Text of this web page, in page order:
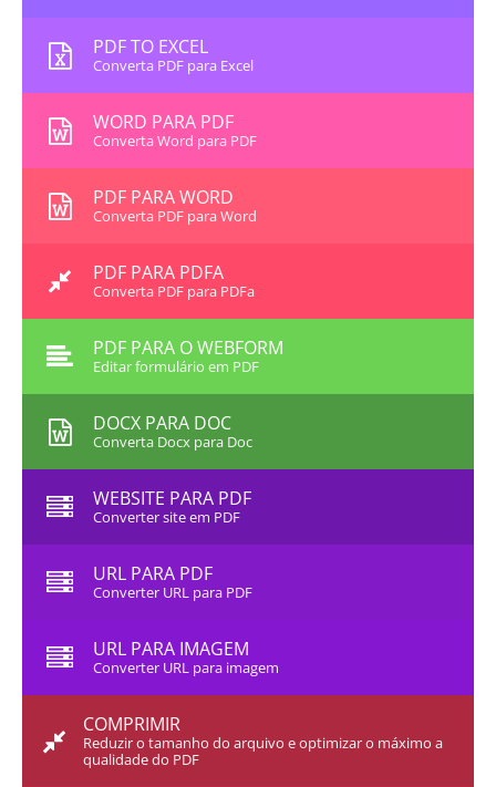
PDF TO EXCEL
Converta PDF para Excel
WORD PARA PDF
Converta Word para PDF
PDF PARA WORD
Converta PDF para Word
PDF PARA PDFA
Converta PDF para PDFa
PDF PARA O WEBFORM
Editar formulário em PDF
DOCX PARA DOC
Converta Docx para Doc
WEBSITE PARA PDF
Converter site em PDF
URL PARA PDF
Converter URL para PDF
URL PARA IMAGEM
Converter URL para imagem
COMPRIMIR
Reduzir o tamanho do arquivo e optimizar o máximo a
qualidade do PDF